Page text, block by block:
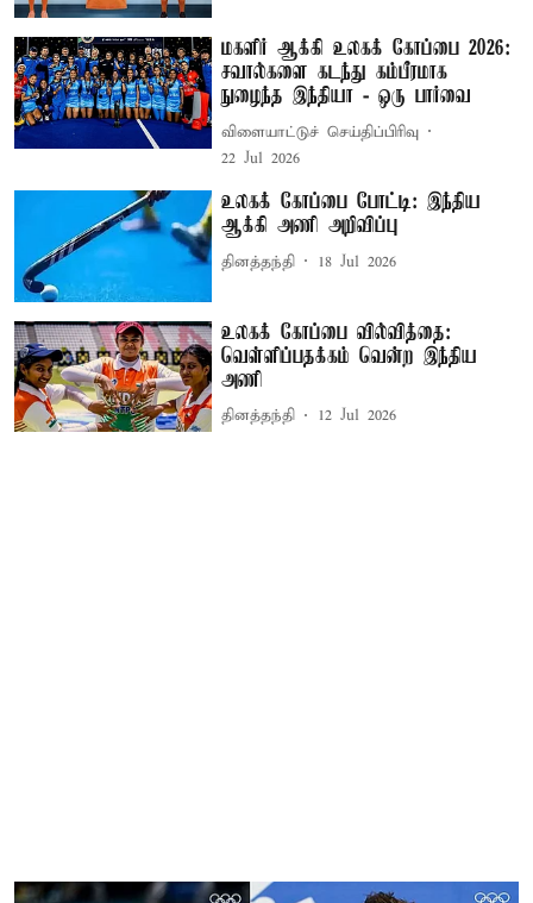
மகளிர் ஆக்கி உலகக் கோப்பை 2026:
சவால்களை கடந்து கம்பீரமாக
நுழைந்த இந்தியா - ஒரு பார்வை
விளையாட்டுச் செய்திப்பிரிவு
22 Jul 2026
உலகக் கோப்பை போட்டி: இந்திய
ஆக்கி அணி அறிவிப்பு
தினத்தந்தி 18 Jul 2026
உலகக் கோப்பை வில்வித்தை:
வெள்ளிப்பதக்கம் வென்ற இந்திய
அணி
தினத்தந்தி 12 Jul 2026